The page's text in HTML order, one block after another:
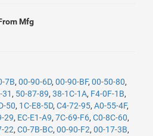
Mfg
7B, 00-90-6D, 00-90-BF, 00-50-80,
, 50-87-89, 38-1C-1A, F4-0F-1B,
50, 1C-E8-5D, C4-72-95, A0-55-4F,
29, EC-E1-A9, 7C-69-F6, C0-8C-60,
22, C0-7B-BC, 00-90-F2, 00-17-3B,